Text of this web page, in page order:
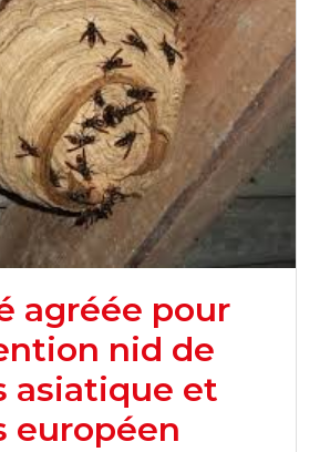
agréée pour
nid de
asiatique et
européen